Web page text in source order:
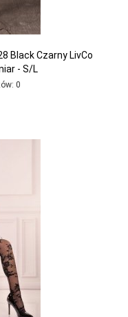
Black Czarny LivCo
- S/L
0